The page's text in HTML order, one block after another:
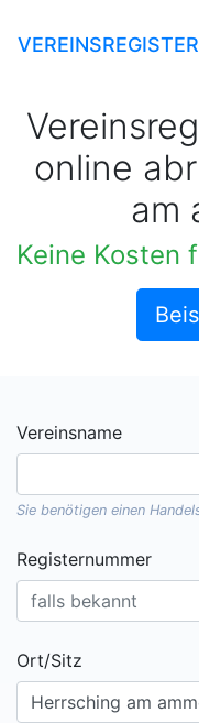
online
am
Vereinsname
Sie benötigen einen
Registernummer
Ort/Sitz